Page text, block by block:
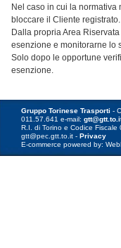
Nel caso in cui la normativa
bloccare il Cliente registrato.
Dalla propria Area
esenzione e monitorarne lo
Solo dopo le opportune
esenzione.
Gruppo Torinese Trasporti -
011.57.641 e-mail:
R.I. di Torino e Codice
gtt@pec.gtt.to.it -Privacy
E-commerce powered by: